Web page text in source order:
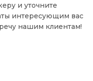
и уточните
интересующим вас
нашим клиентам!